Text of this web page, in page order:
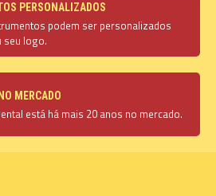
PERSONALIZADOS
podem ser personalizados
seu logo.
MERCADO
está há mais 20 anos no mercado.